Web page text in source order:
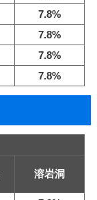
7.8%
7.8%
7.8%
7.8%
溶岩洞